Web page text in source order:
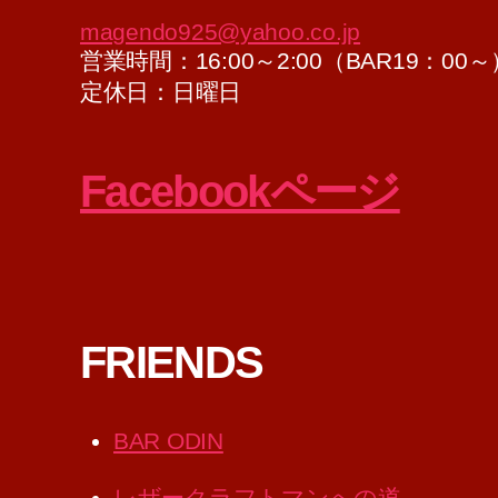
magendo925@yahoo.co.jp
営業時間：16:00～2:00（BAR19：00～
定休日：日曜日
Facebookページ
FRIENDS
BAR ODIN